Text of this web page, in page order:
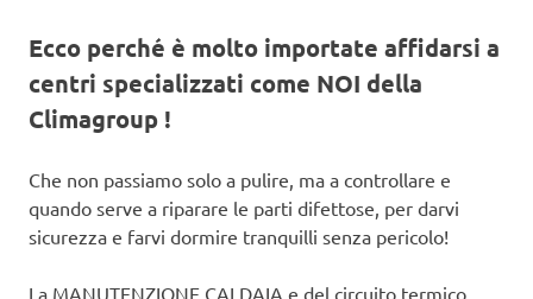
Ecco perché è molto importate affidarsi a
centri specializzati come NOI della
Climagroup !
Che non passiamo solo a pulire, ma a controllare e
quando serve a riparare le parti difettose, per darvi
sicurezza e farvi dormire tranquilli senza pericolo!
La MANUTENZIONE CALDAIA e del circuito termico